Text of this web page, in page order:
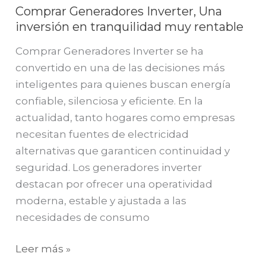
Comprar Generadores Inverter, Una
inversión en tranquilidad muy rentable
Comprar Generadores Inverter se ha
convertido en una de las decisiones más
inteligentes para quienes buscan energía
confiable, silenciosa y eficiente. En la
actualidad, tanto hogares como empresas
necesitan fuentes de electricidad
alternativas que garanticen continuidad y
seguridad. Los generadores inverter
destacan por ofrecer una operatividad
moderna, estable y ajustada a las
necesidades de consumo
Leer más »